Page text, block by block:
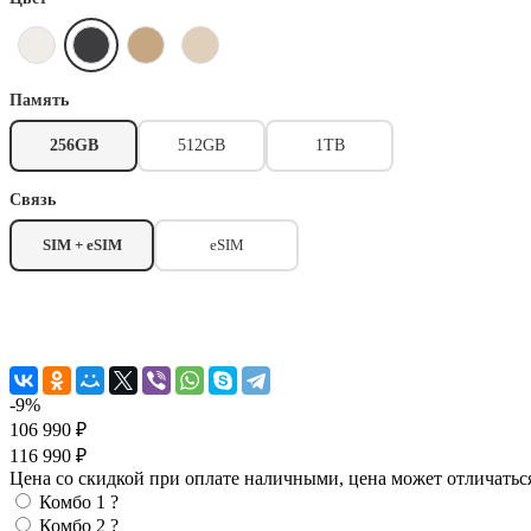
Память
256GB 512GB 1TB
Связь
SIM + eSIM eSIM
-9%
106 990 ₽
116 990 ₽
Цена со скидкой при оплате наличными, цена может
Комбо 1 ?
Комбо 2 ?